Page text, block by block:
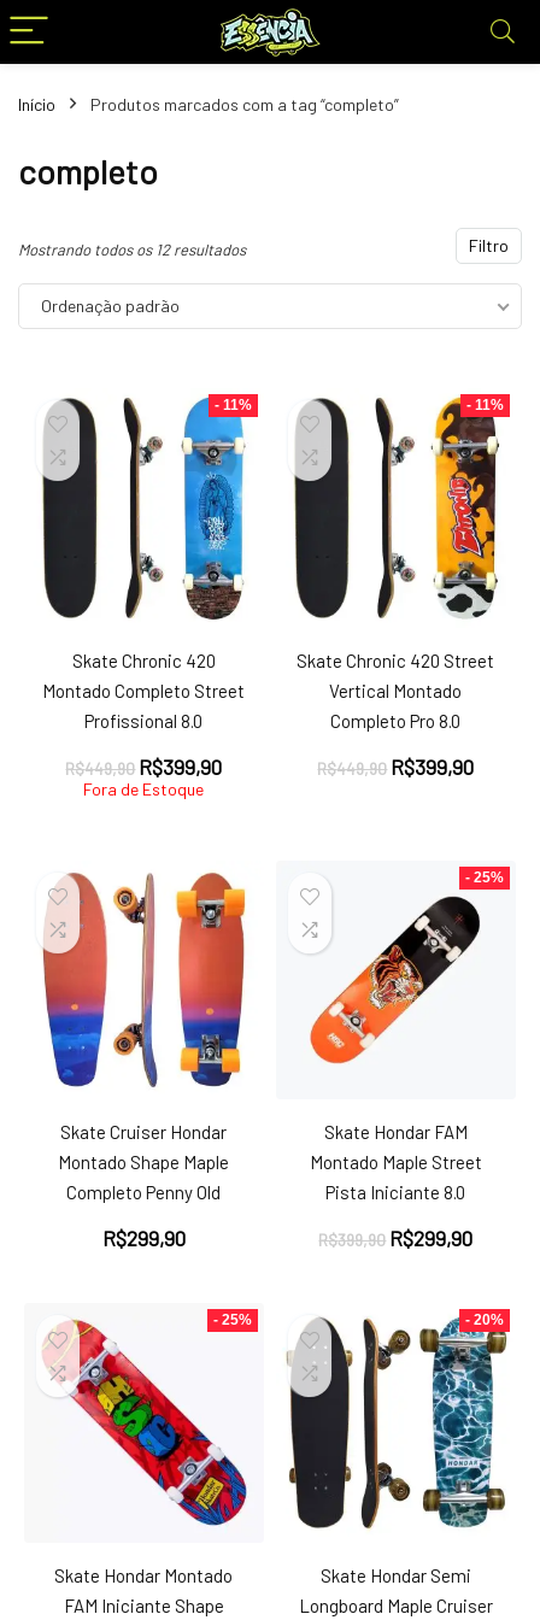
Início Produtos marcados com a tag “completo”
completo
Filtro
Mostrando todos os 12 resultados
Ordenação padrão
- 11%
Skate Chronic 420
Montado Completo Street
Profissional 8.0
R$449,90 O
preço
R$399,90O
Fora de Estoque
- 11%
Skate Chronic 420 Street
Vertical Montado
Completo Pro 8.0
R$449,90 O
R$449,90.
R$399,90O
Skate Cruiser Hondar
Montado Shape Maple
Completo Penny Old
R$299,90
- 25%
Skate Hondar FAM
Montado Maple Street
Pista Iniciante 8.0
R$399,90 O
R$399,90.
R$299,90O
é:
- 25%
Skate Hondar Montado
FAM Iniciante Shape
- 20%
Skate Hondar Semi
Longboard Maple Cruiser